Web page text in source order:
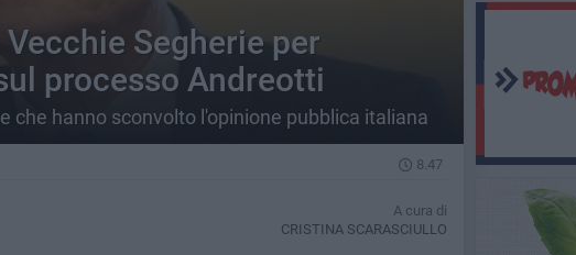
Segherie per
processo Andreotti
che hanno sconvolto l'opinione pubblica italiana
8.47
A cura di
CRISTINA SCARASCIULLO